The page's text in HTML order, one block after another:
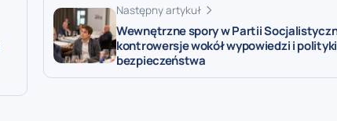
Następny artykuł
Wewnętrzne spory w Partii
kontrowersje wokół wypowiedzi i polityki
bezpieczeństwa